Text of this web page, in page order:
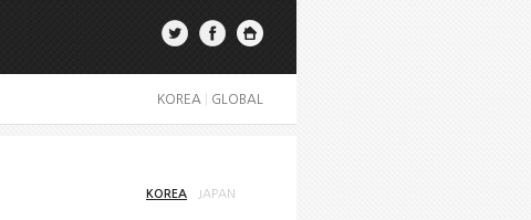
KOREA GLOBAL
KOREA JAPAN